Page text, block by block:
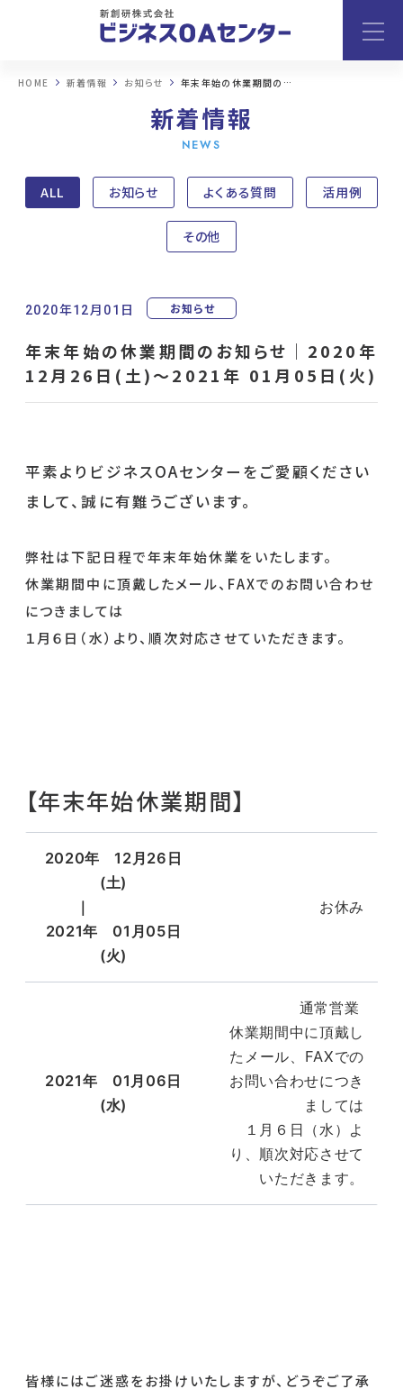
HOME 新着情報 お知らせ 年末年始の休業期間のお知らせ｜2020年 12月26日(土)〜2021年 ...
新着情報
NEWS
ALL お知らせ よくある質問 活用例
その他
2020年12月01日 お知らせ
年末年始の休業期間のお知らせ｜2020年
12月26日(土)〜2021年 01月05日(火)
平素よりビジネスOAセンターをご愛顧ください
まして、誠に有難うございます。
弊社は下記日程で年末年始休業をいたします。
休業期間中に頂戴したメール、FAXでのお問い合わせ
につきましては
１月６日（水）より、順次対応させていただきます。
【年末年始休業期間】
2020年 12月26日
(土)
｜
2021年 01月05日
(火)
お休み
2021年 01月06日
(水)
通常営業
休業期間中に頂戴し
たメール、FAXでの
お問い合わせにつき
ましては
１月６日（水）よ
り、順次対応させて
いただきます。
皆様にはご迷惑をお掛けいたしますが、どうぞご了承